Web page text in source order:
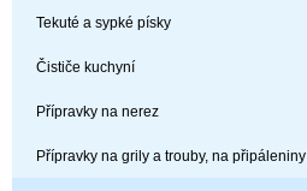
Tekuté a sypké písky
Čističe kuchyní
Přípravky na nerez
Přípravky na grily a trouby, na připáleniny